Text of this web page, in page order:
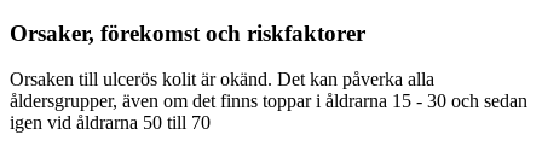
Orsaker, förekomst och riskfaktorer
Orsaken till ulcerös kolit är okänd. Det kan påverka alla
åldersgrupper, även om det finns toppar i åldrarna 15 - 30 och sedan
igen vid åldrarna 50 till 70